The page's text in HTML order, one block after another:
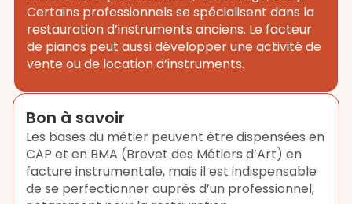
Certains professionnels se spécialisent dans la
restauration d’instruments anciens. Le facteur
de pianos peut aussi développer une activité de
vente ou de location d’instruments.
Bon à savoir
Les bases du métier peuvent être dispensées en
CAP et en BMA (Brevet des Métiers d’Art) en
facture instrumentale, mais il est indispensable
de se perfectionner auprès d’un professionnel,